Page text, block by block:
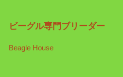
ビーグル専門ブリーダー
Beagle House